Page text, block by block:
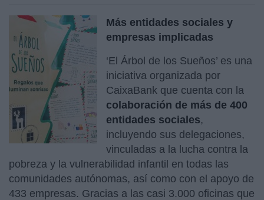
Más entidades sociales y
empresas implicadas
‘El Árbol de los Sueños’ es una
iniciativa organizada por
CaixaBank que cuenta con la
colaboración de más de 400
entidades sociales,
incluyendo sus delegaciones,
vinculadas a la lucha contra la
pobreza y la vulnerabilidad infantil en todas las
comunidades autónomas, así como con el apoyo de
433 empresas. Gracias a las casi 3.000 oficinas que